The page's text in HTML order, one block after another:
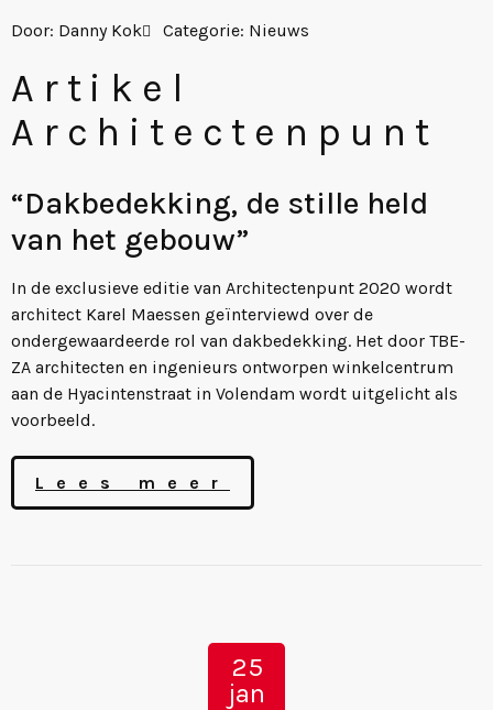
Door: Danny Kok Categorie: Nieuws
Artikel
Architectenpunt
“Dakbedekking, de stille held
van het gebouw”
In de exclusieve editie van Architectenpunt 2020 wordt
architect Karel Maessen geïnterviewd over de
ondergewaardeerde rol van dakbedekking. Het door TBE-
ZA architecten en ingenieurs ontworpen winkelcentrum
aan de Hyacintenstraat in Volendam wordt uitgelicht als
voorbeeld.
Lees meer
25
jan